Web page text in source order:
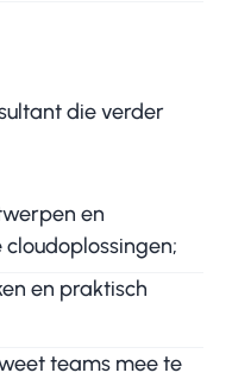
die verder
en
en praktisch
teams mee te